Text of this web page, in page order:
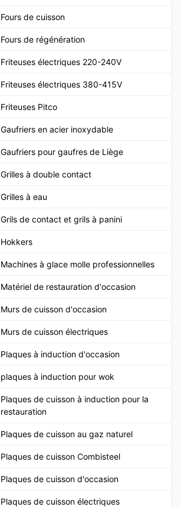
Fours de cuisson
Fours de régénération
Friteuses électriques 220-240V
Friteuses électriques 380-415V
Friteuses Pitco
Gaufriers en acier inoxydable
Gaufriers pour gaufres de Liège
Grilles à double contact
Grilles à eau
Grils de contact et grils à panini
Hokkers
Machines à glace molle professionnelles
Matériel de restauration d'occasion
Murs de cuisson d'occasion
Murs de cuisson électriques
Plaques à induction d'occasion
plaques à induction pour wok
Plaques de cuisson à induction pour la
restauration
Plaques de cuisson au gaz naturel
Plaques de cuisson Combisteel
Plaques de cuisson d'occasion
Plaques de cuisson électriques